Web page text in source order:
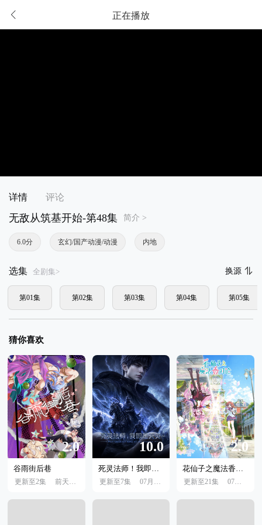
正在播放
详情 评论
无敌从筑基开始-第48集 简介 >
6.0分 玄幻/国产动漫/动漫 内地
选集 全剧集> 换源
第01集 第02集 第03集 第04集 第05集
猜你喜欢
2.0
谷雨街后巷
更新至2集 前天10:00
10.0
死灵法师！我即是天灾
更新至7集 07月24日
2.0
花仙子之魔法香对论
更新至21集 07月04日